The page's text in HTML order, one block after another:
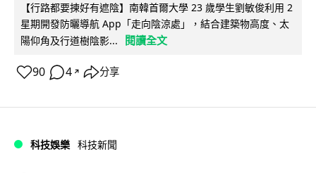
【行路都要揀好有遮陰】南韓首爾大學 23 歲學生劉敏俊利用 2
星期開發防曬導航 App「走向陰涼處」，結合建築物高度、太
陽仰角及行道樹陰影...
閱讀全文
90 4 ↗ 分享
科技娛樂 科技新聞